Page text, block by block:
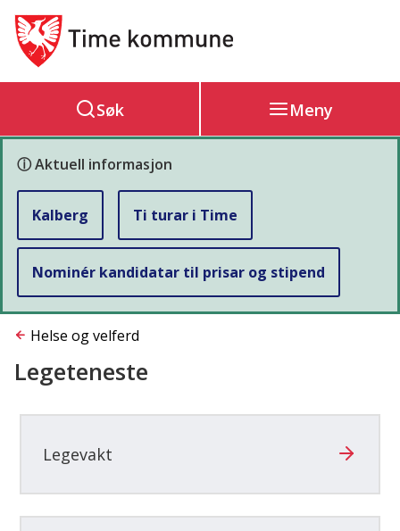
Hovedportal
Søk Meny
ⓘ Aktuell informasjon
Kalberg Ti turar i Time
Nominér kandidatar til prisar og stipend
Du
er
her:
Helse og velferd
Legeteneste
Legevakt